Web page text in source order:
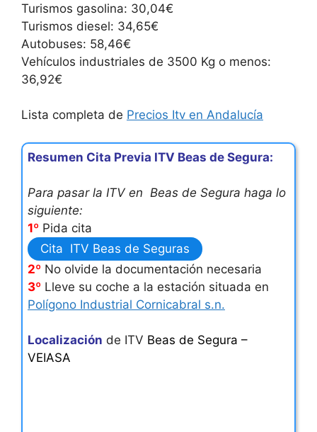
Turismos gasolina: 30,04€
Turismos diesel: 34,65€
Autobuses: 58,46€
Vehículos industriales de 3500 Kg o menos:
36,92€
Lista completa de Precios Itv en Andalucía
Resumen Cita Previa ITV Beas de Segura:
Para pasar la ITV en Beas de Segura haga lo
siguiente:
1º Pida cita
Cita ITV Beas de Seguras
2º No olvide la documentación necesaria
3º Lleve su coche a la estación situada en
Polígono Industrial Cornicabral s.n.
Localización de ITV Beas de Segura –
VEIASA